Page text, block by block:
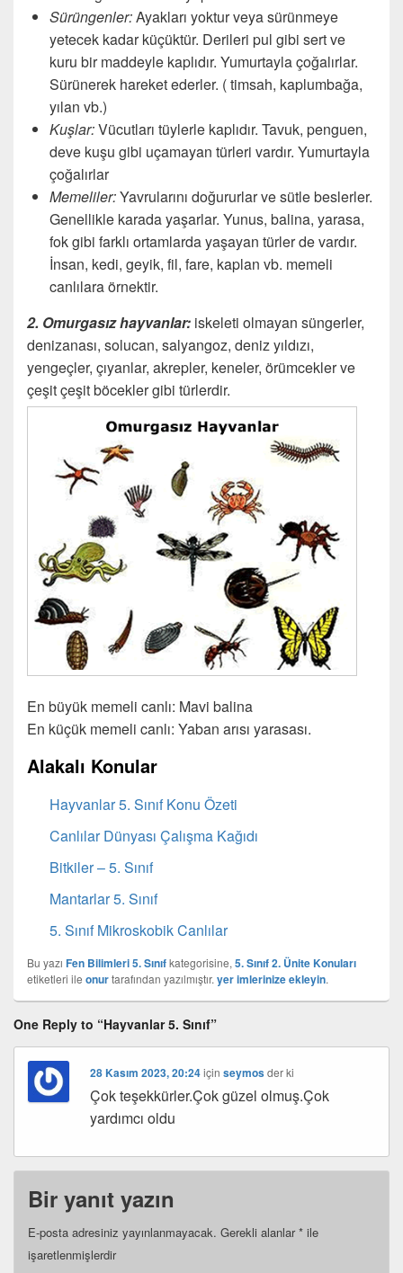
Sürüngenler:Ayakları yoktur veya sürünmeye
yetecek kadar küçüktür. Derileri pul gibi sert ve
kuru bir maddeyle kaplıdır. Yumurtayla çoğalırlar.
Sürünerek hareket ederler. ( timsah, kaplumbağa,
yılan vb.)
Kuşlar:Vücutları tüylerle kaplıdır. Tavuk, penguen,
deve kuşu gibi uçamayan türleri vardır. Yumurtayla
çoğalırlar
Memeliler:Yavrularını doğururlar ve sütle beslerler.
Genellikle karada yaşarlar. Yunus, balina, yarasa,
fok gibi farklı ortamlarda yaşayan türler de vardır.
İnsan, kedi, geyik, fil, fare, kaplan vb. memeli
canlılara örnektir.
2. Omurgasız hayvanlar: iskeleti olmayan süngerler,
denizanası, solucan, salyangoz, deniz yıldızı,
yengeçler, çıyanlar, akrepler, keneler, örümcekler ve
çeşit çeşit böcekler gibi türlerdir.
En büyük memeli canlı: Mavi balina
En küçük memeli canlı: Yaban arısı yarasası.
Alakalı Konular
Hayvanlar 5. Sınıf Konu Özeti
Canlılar Dünyası Çalışma Kağıdı
Bitkiler – 5. Sınıf
Mantarlar 5. Sınıf
5. Sınıf Mikroskobik Canlılar
Bu yazı Fen Bilimleri 5. Sınıfkategorisine, 5. Sınıf 2. Ünite Konuları
etiketleri ile onurtarafından yazılmıştır. yer imlerinize ekleyin.
One Reply to “Hayvanlar 5. Sınıf”
28 Kasım 2023, 20:24içinseymos der ki
Çok teşekkürler.Çok güzel olmuş.Çok
yardımcı oldu
Bir yanıt yazın
E-posta adresiniz yayınlanmayacak. Gerekli alanlar* ile
işaretlenmişlerdir